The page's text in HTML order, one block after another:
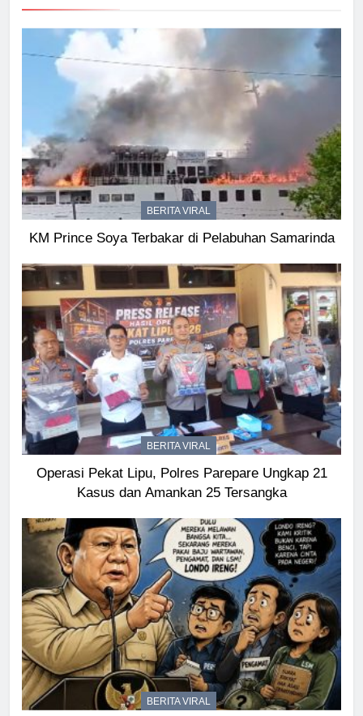
BERITA VIRAL
KM Prince Soya Terbakar di Pelabuhan Samarinda
BERITA VIRAL
Operasi Pekat Lipu, Polres Parepare Ungkap 21
Kasus dan Amankan 25 Tersangka
BERITA VIRAL